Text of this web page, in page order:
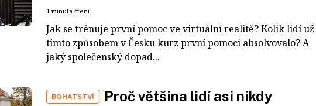
1 minuta čtení
Jak se trénuje první pomoc ve virtuální realitě? Kolik lidí už
tímto způsobem v Česku kurz první pomoci absolvovalo? A
jaký společenský dopad...
BOHATSTVÍ
Proč většina lidí asi nikdy